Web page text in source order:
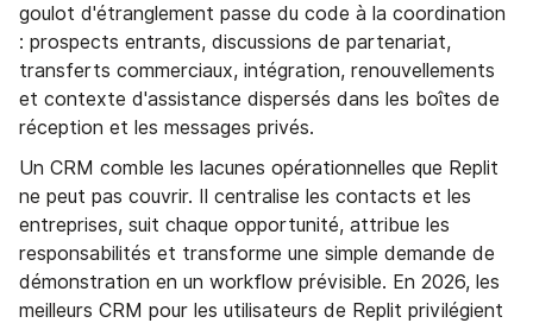
goulot d'étranglement passe du code à la coordination
: prospects entrants, discussions de partenariat,
transferts commerciaux, intégration, renouvellements
et contexte d'assistance dispersés dans les boîtes de
réception et les messages privés.
Un CRM comble les lacunes opérationnelles que Replit
ne peut pas couvrir. Il centralise les contacts et les
entreprises, suit chaque opportunité, attribue les
responsabilités et transforme une simple demande de
démonstration en un workflow prévisible. En 2026, les
meilleurs CRM pour les utilisateurs de Replit privilégient